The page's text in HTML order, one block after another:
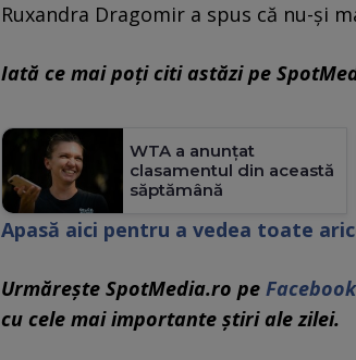
Ruxandra Dragomir a spus că nu-și
Iată ce mai poți citi astăzi pe
WTA a anunțat
clasamentul din această
săptămână
Apasă aici pentru a vedea toate
Urmărește SpotMedia.ro pe Facebook
cu cele mai importante știri ale zilei.